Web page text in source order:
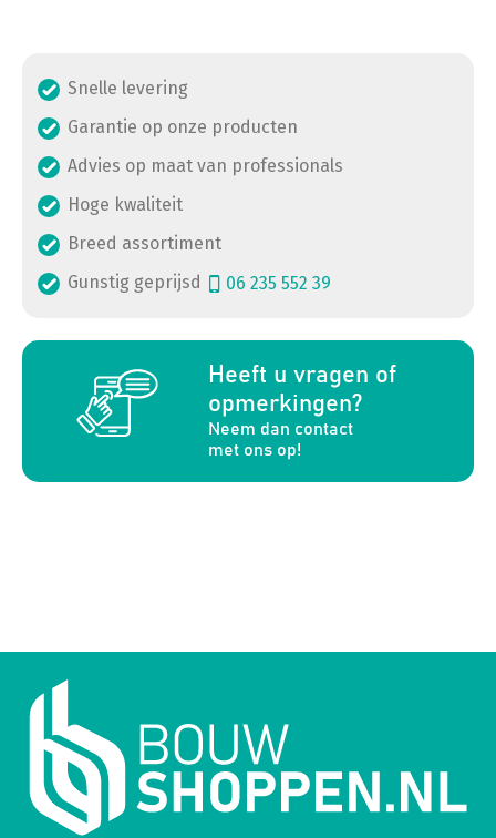
Snelle levering
Garantie op onze producten
Advies op maat van professionals
Hoge kwaliteit
Breed assortiment
Gunstig geprijsd
06 235 552 39
Heeft u vragen of
opmerkingen?
Neem dan contact
met ons op!
a